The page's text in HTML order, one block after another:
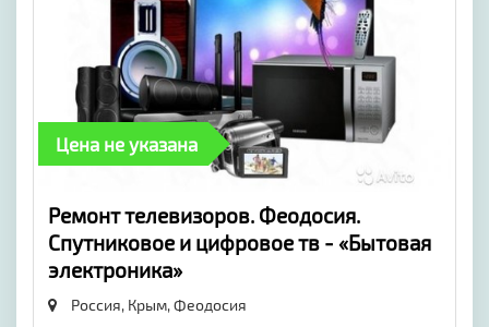
Цена не указана
Ремонт телевизоров. Феодосия.
Спутниковое и цифровое тв - «Бытовая
электроника»
Россия, Крым,Феодосия